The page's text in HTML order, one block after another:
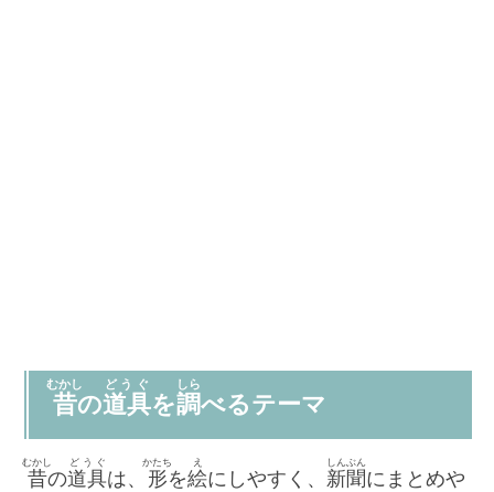
昔
むかし
の道具
どうぐ
を調
しら
べるテーマ
昔
むかし
の道具
どうぐ
は、 形
かたち
を絵
え
にしやすく、 新聞
しんぶん
にまとめや